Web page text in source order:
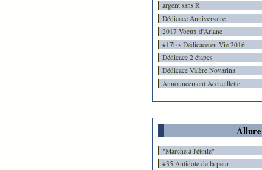
argent sans R
Dédicace Anniversaire
2017 Voeux d'Ariane
#17bis Dédicace en-Vie 2016
Dédicace 2 étapes
Dédicace Valère Novarina
Announcement Accueillette
Allure
"Marche à l'étoile"
#35 Antidote de la peur